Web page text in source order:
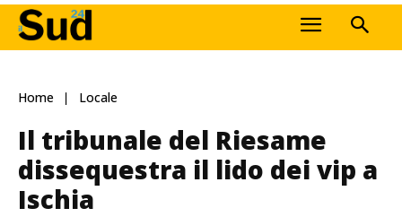
Home Locale
Il tribunale del Riesame
dissequestra il lido dei vip a
Ischia